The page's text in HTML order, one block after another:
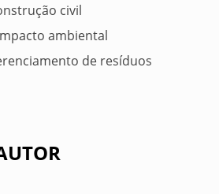
civil
ambiental
de resíduos